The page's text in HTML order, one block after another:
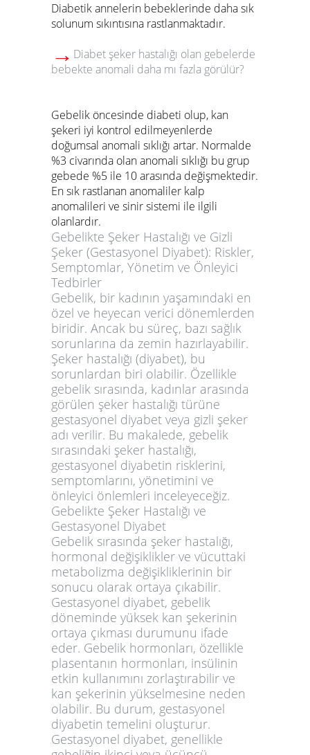
Diabetik annelerin bebeklerinde daha sık
solunum sıkıntısına rastlanmaktadır.
→ Diabet şeker hastalığı olan gebelerde
bebekte anomali daha mı fazla görülür?
Gebelik öncesinde diabeti olup, kan
şekeri iyi kontrol edilmeyenlerde
doğumsal anomali sıklığı artar. Normalde
%3 civarında olan anomali sıklığı bu grup
gebede %5 ile 10 arasında değişmektedir.
En sık rastlanan anomaliler kalp
anomalileri ve sinir sistemi ile ilgili
olanlardır.
Gebelikte Şeker Hastalığı ve Gizli
Şeker (Gestasyonel Diyabet): Riskler,
Semptomlar, Yönetim ve Önleyici
Tedbirler
Gebelik, bir kadının yaşamındaki en
özel ve heyecan verici dönemlerden
biridir. Ancak bu süreç, bazı sağlık
sorunlarına da zemin hazırlayabilir.
Şeker hastalığı (diyabet), bu
sorunlardan biri olabilir. Özellikle
gebelik sırasında, kadınlar arasında
görülen şeker hastalığı türüne
gestasyonel diyabet veya gizli şeker
adı verilir. Bu makalede, gebelik
sırasındaki şeker hastalığı,
gestasyonel diyabetin risklerini,
semptomlarını, yönetimini ve
önleyici önlemleri inceleyeceğiz.
Gebelikte Şeker Hastalığı ve
Gestasyonel Diyabet
Gebelik sırasında şeker hastalığı,
hormonal değişiklikler ve vücuttaki
metabolizma değişikliklerinin bir
sonucu olarak ortaya çıkabilir.
Gestasyonel diyabet, gebelik
döneminde yüksek kan şekerinin
ortaya çıkması durumunu ifade
eder. Gebelik hormonları, özellikle
plasentanın hormonları, insülinin
etkin kullanımını zorlaştırabilir ve
kan şekerinin yükselmesine neden
olabilir. Bu durum, gestasyonel
diyabetin temelini oluşturur.
Gestasyonel diyabet, genellikle